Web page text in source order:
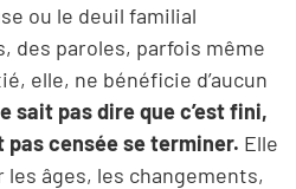
ou le deuil familial
des paroles, parfois même
elle, ne bénéficie d’aucun
sait pas dire que c’est fini,
pas censée se terminer. Elle
âges, les changements,